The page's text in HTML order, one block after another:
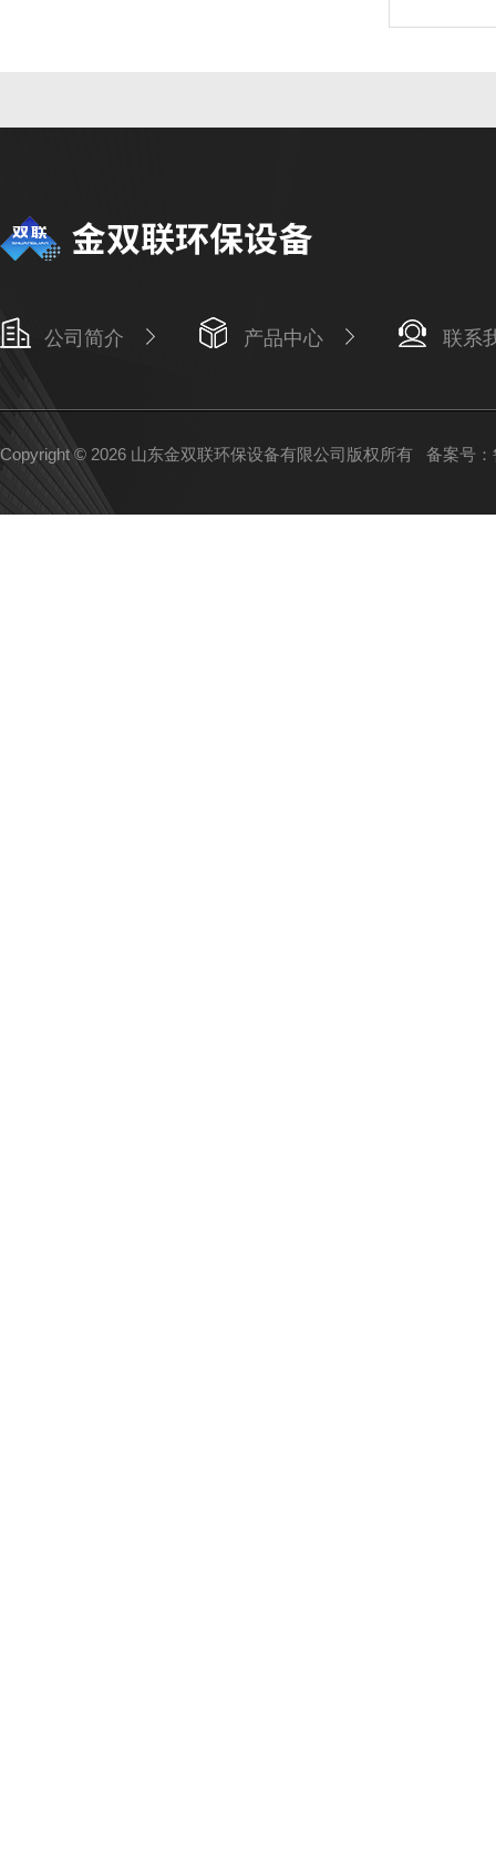
公司简介 产品中心 联系
Copyright © 2026 山东金双联环保设备有限公司版权所有 备案号